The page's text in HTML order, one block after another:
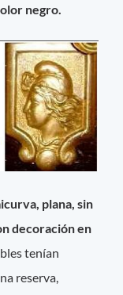
negro.
plana, sin
decoración en
tenían
reserva,